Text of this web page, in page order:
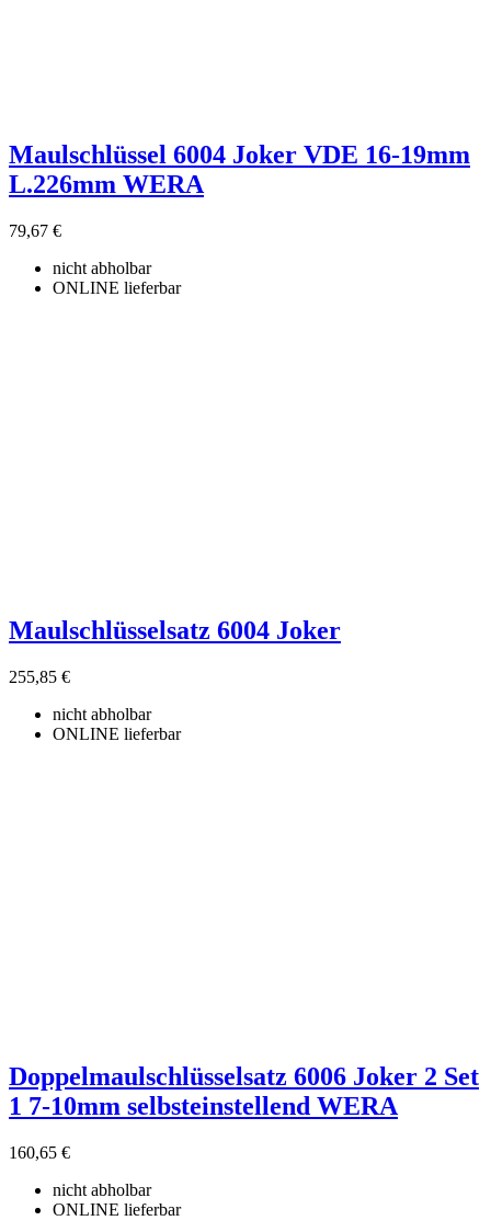
Maulschlüssel 6004 Joker VDE 16-19mm
L.226mm WERA
79,67 €
nicht abholbar
ONLINE lieferbar
Maulschlüsselsatz 6004 Joker
255,85 €
nicht abholbar
ONLINE lieferbar
Doppelmaulschlüsselsatz 6006 Joker 2 Set
1 7-10mm selbsteinstellend WERA
160,65 €
nicht abholbar
ONLINE lieferbar